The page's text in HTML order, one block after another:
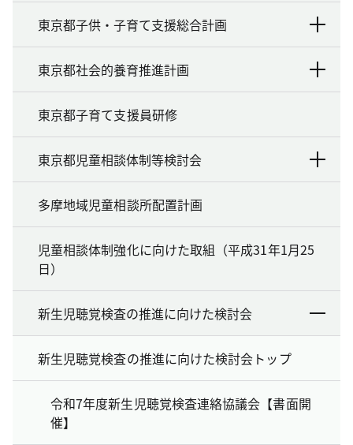
東京都子供・子育て支援総合計画
東京都社会的養育推進計画
東京都子育て支援員研修
東京都児童相談体制等検討会
多摩地域児童相談所配置計画
児童相談体制強化に向けた取組（平成31年1月25
日）
新生児聴覚検査の推進に向けた検討会
新生児聴覚検査の推進に向けた検討会トップ
令和7年度新生児聴覚検査連絡協議会【書面開
催】